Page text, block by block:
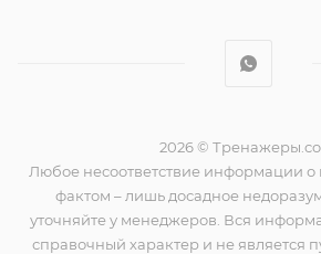
2026 ©
Любое несоответствие информации о
фактом – лишь досадное
уточняйте у менеджеров. Вся
справочный характер и не является